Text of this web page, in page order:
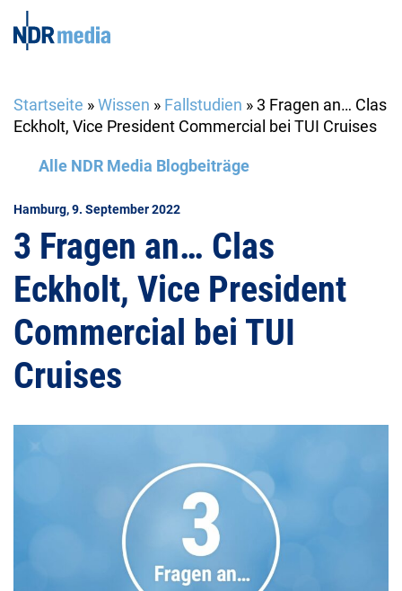
Startseite »Wissen » Fallstudien » 3 Fragen an… Clas
Eckholt, Vice President Commercial bei TUI Cruises
Alle NDR Media Blogbeiträge
Hamburg, 9. September 2022
3 Fragen an… Clas
Eckholt, Vice President
Commercial bei TUI
Cruises